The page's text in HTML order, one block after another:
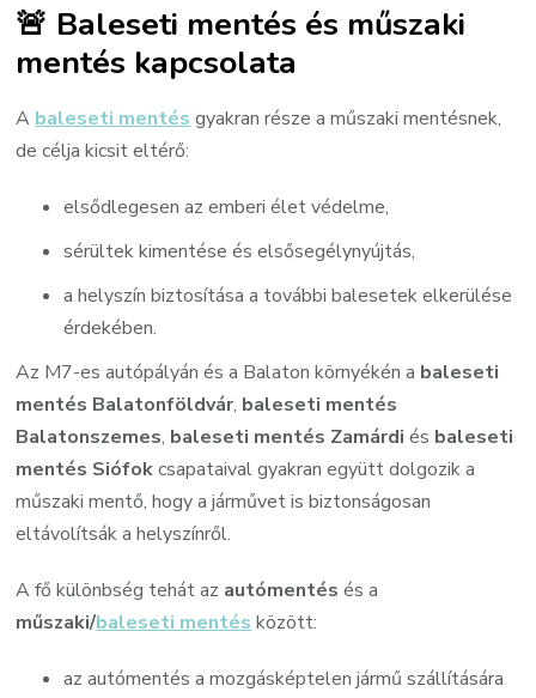
🚨 Baleseti mentés és műszaki
mentés kapcsolata
A baleseti mentés gyakran része a műszaki mentésnek,
de célja kicsit eltérő:
elsődlegesen az emberi élet védelme,
sérültek kimentése és elsősegélynyújtás,
a helyszín biztosítása a további balesetek elkerülése
érdekében.
Az M7-es autópályán és a Balaton környékén a baleseti
mentés Balatonföldvár, baleseti mentés
Balatonszemes, baleseti mentés Zamárdi és baleseti
mentés Siófokcsapataival gyakran együtt dolgozik a
műszaki mentő, hogy a járművet is biztonságosan
eltávolítsák a helyszínről.
A fő különbség tehát az autómentés és a
műszaki/baleseti mentés között:
az autómentés a mozgásképtelen jármű szállítására